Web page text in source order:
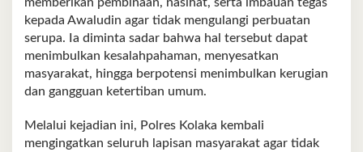
kepada Awaludin agar tidak mengulangi perbuatan
serupa. Ia diminta sadar bahwa hal tersebut dapat
menimbulkan kesalahpahaman, menyesatkan
masyarakat, hingga berpotensi menimbulkan kerugian
dan gangguan ketertiban umum.
Melalui kejadian ini, Polres Kolaka kembali
mengingatkan seluruh lapisan masyarakat agar tidak